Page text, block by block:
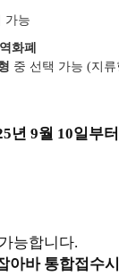
가능
화폐
중 선택 가능 (지류
년 9월 10일부
능합니다.
아바 통합접수